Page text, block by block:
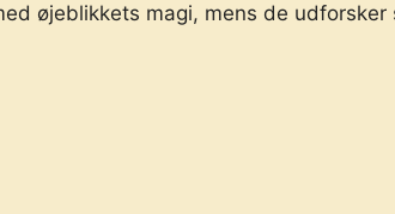
øjeblikkets magi, mens de